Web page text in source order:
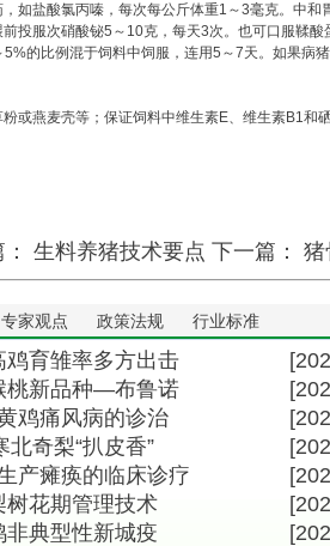
如盐酸氯丙嗪，每次每公斤体重1～3毫克。中
投服次硝酸铋5～10克，每天3次。也可口服鞣
的比例混于饲料中饲服，连用5～7天。如果病
或燕麦壳等；保证饲料中维生素E、维生素B1
生料养猪技术要点 下一篇： 猪
专家观点 政策法规 行业标准
鸡育雏率多方出击
桃新品种―布鲁诺
鸡痛风病的诊治
北奇梨“扒皮香”
产瘫痪的临床诊疗
树花期管理技术
非典型性新城疫